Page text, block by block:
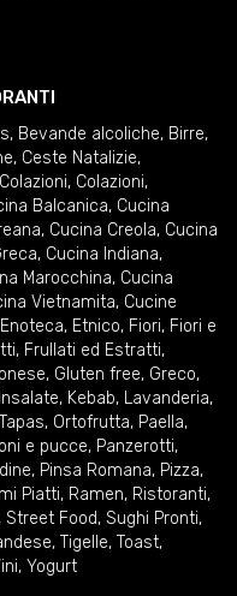
, Bevande alcoliche, Birre,
, Ceste Natalizie,
Colazioni, Colazioni,
Balcanica, Cucina
, Cucina Creola, Cucina
, Cucina Indiana,
Marocchina, Cucina
Vietnamita, Cucine
Enoteca, Etnico, Fiori, Fiori e
, Frullati ed Estratti,
, Gluten free, Greco,
Insalate, Kebab, Lavanderia,
, Ortofrutta, Paella,
e pucce, Panzerotti,
, Pinsa Romana, Pizza,
Piatti, Ramen, Ristoranti,
, Street Food, Sughi Pronti,
, Tigelle, Toast,
, Yogurt